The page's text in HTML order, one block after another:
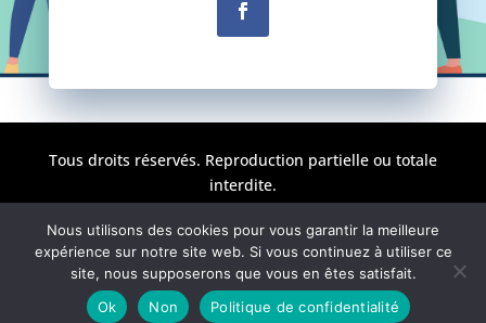
Tous droits réservés. Reproduction partielle ou totale
interdite.
Politique de confidentialité
Mentions légales
Nous utilisons des cookies pour vous garantir la meilleure
expérience sur notre site web. Si vous continuez à utiliser ce
site, nous supposerons que vous en êtes satisfait.
Ok
Non Politique de confidentialité